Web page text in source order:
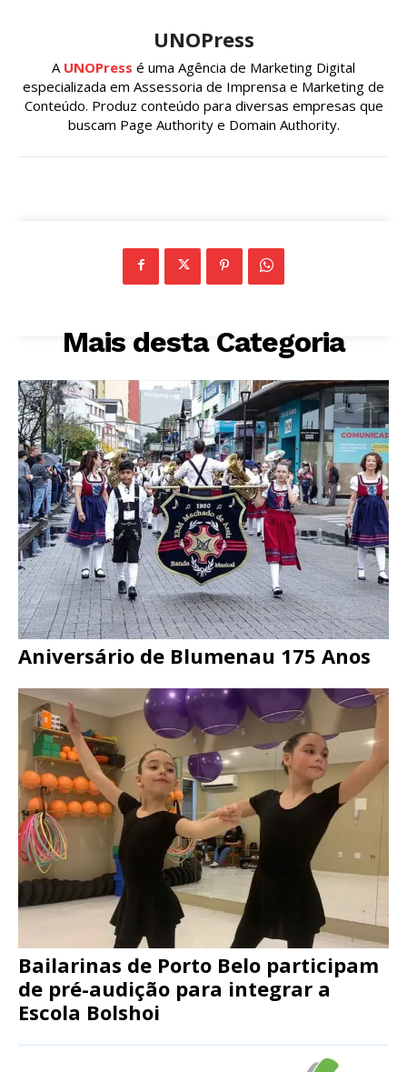
UNOPress
A UNOPress é uma Agência de Marketing Digital
especializada em Assessoria de Imprensa e Marketing de
Conteúdo. Produz conteúdo para diversas empresas que
buscam Page Authority e Domain Authority.
Mais desta Categoria
Aniversário de Blumenau 175 Anos
Bailarinas de Porto Belo participam
de pré-audição para integrar a
Escola Bolshoi